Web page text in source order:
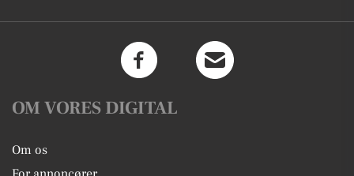
OM VORES DIGITAL
Om os